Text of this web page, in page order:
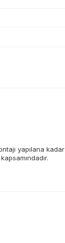
yapılana kadar